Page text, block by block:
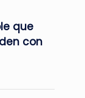
que
con